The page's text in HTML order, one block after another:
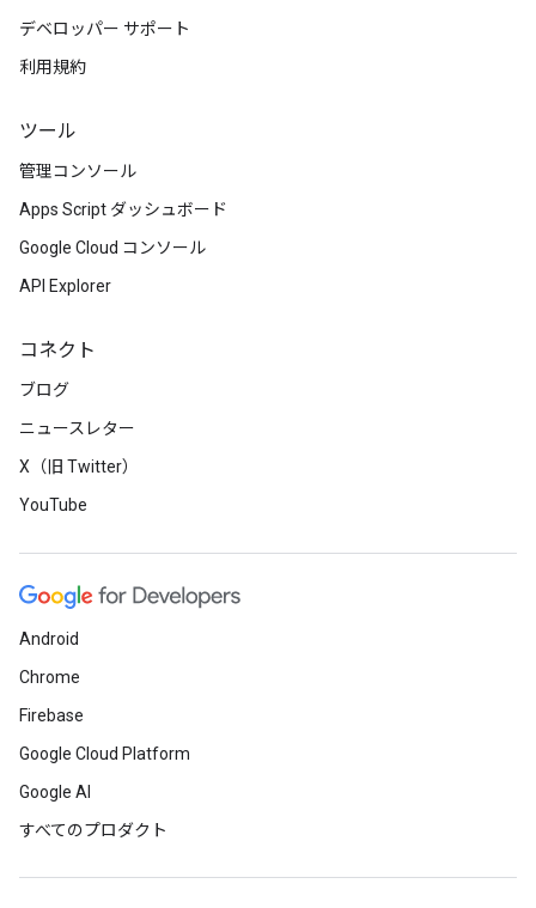
デベロッパー サポート
利用規約
ツール
管理コンソール
Apps Script ダッシュボード
Google Cloud コンソール
API Explorer
コネクト
ブログ
ニュースレター
X（旧 Twitter）
YouTube
Android
Chrome
Firebase
Google Cloud Platform
Google AI
すべてのプロダクト